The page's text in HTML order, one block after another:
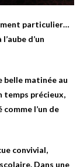
particulier…
d’un
belle matinée au
temps précieux,
l’un de
convivial,
Dans une